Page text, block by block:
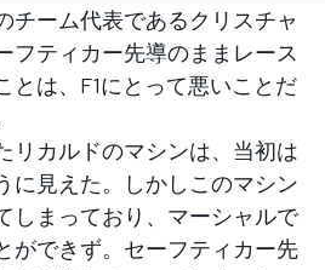
ーム代表であるクリスチャ
フティカー先導のままレース
とは、F1にとって悪いことだ
カルドのマシンは、当初は
に見えた。しかしこのマシン
しまっており、マーシャルで
ができず。セーフティカー先